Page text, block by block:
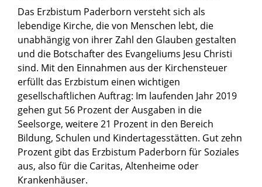
Das Erzbistum Paderborn versteht sich als
lebendige Kirche, die von Menschen lebt, die
unabhängig von ihrer Zahl den Glauben gestalten
und die Botschafter des Evangeliums Jesu Christi
sind. Mit den Einnahmen aus der Kirchensteuer
erfüllt das Erzbistum einen wichtigen
gesellschaftlichen Auftrag: Im laufenden Jahr 2019
gehen gut 56 Prozent der Ausgaben in die
Seelsorge, weitere 21 Prozent in den Bereich
Bildung, Schulen und Kindertagesstätten. Gut zehn
Prozent gibt das Erzbistum Paderborn für Soziales
aus, also für die Caritas, Altenheime oder
Krankenhäuser.